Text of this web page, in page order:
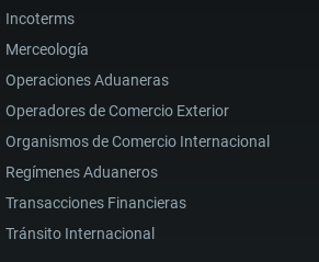
Incoterms
Merceología
Operaciones Aduaneras
Operadores de Comercio Exterior
Organismos de Comercio Internacional
Regímenes Aduaneros
Transacciones Financieras
Tránsito Internacional